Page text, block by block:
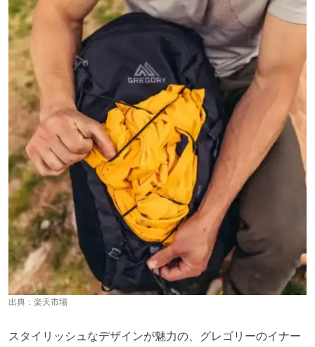
出典： 楽天市場
スタイリッシュなデザインが魅力の、グレゴリーのイナー